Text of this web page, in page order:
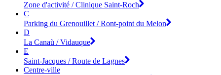
Zone d'activité / Clinique Saint-Roch
C
Parking du Grenouillet / Ront-point du Melon
D
La Canaù / Vidauque
E
Saint-Jacques / Route de Lagnes
Centre-ville